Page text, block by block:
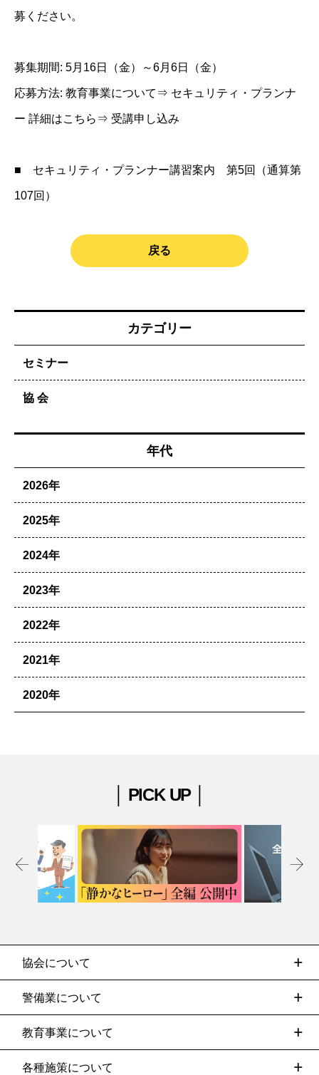
募ください。
募集期間: 5月16日（金）～6月6日（金）
応募方法: 教育事業について⇒ セキュリティ・プランナ
ー 詳細はこちら⇒ 受講申し込み
■ セキュリティ・プランナー講習案内 第5回（通算第
107回）
戻る
カテゴリー
セミナー
協 会
年代
2026年
2025年
2024年
2023年
2022年
2021年
2020年
│ PICK UP │
協会について
警備業について
教育事業について
各種施策について